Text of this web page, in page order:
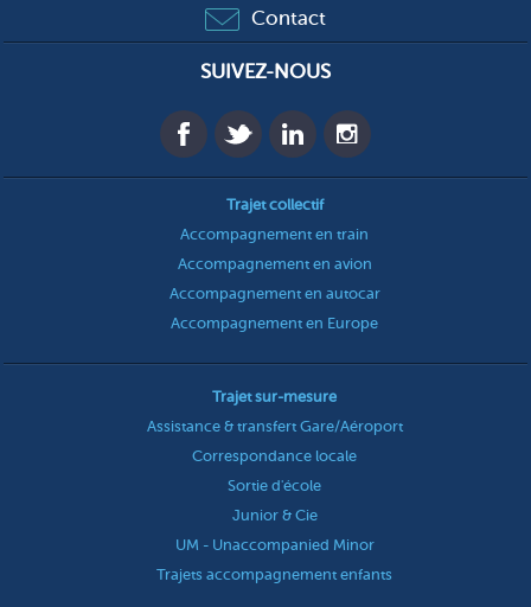
Contact
SUIVEZ-NOUS
Trajet collectif
Accompagnement en train
Accompagnement en avion
Accompagnement en autocar
Accompagnement en Europe
Trajet sur-mesure
Assistance & transfert Gare/Aéroport
Correspondance locale
Sortie d'école
Junior & Cie
UM - Unaccompanied Minor
Trajets accompagnement enfants